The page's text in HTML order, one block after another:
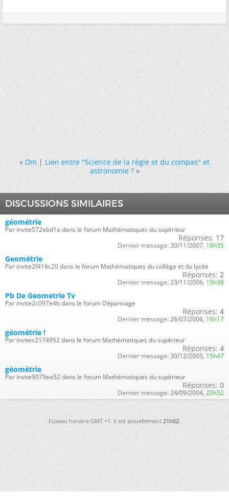
« Dm|Lien entre "Science de la règle et du compas" et
astronomie ? »
DISCUSSIONS SIMILAIRES
géométrie
Par invite572ebd1a dans le forum Mathématiques du supérieur
Réponses: 17
Dernier message: 30/11/2007, 18h35
Geométrie
Par invite2f416c20 dans le forum Mathématiques du collège et du lycée
Réponses: 2
Dernier message: 23/11/2006, 15h38
Pb De Geometrie Tv
Par invite2c097e4b dans le forum Dépannage
Réponses: 4
Dernier message: 26/07/2006, 19h17
géométrie !
Par invitec2174952 dans le forum Mathématiques du supérieur
Réponses: 4
Dernier message: 30/12/2005, 15h47
géométrie
Par invite9079ea52 dans le forum Mathématiques du supérieur
Réponses: 0
Dernier message: 24/09/2004, 20h52
Fuseau horaire GMT +1. Il est actuellement21h02.